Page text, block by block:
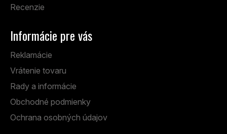
Recenzie
Informácie pre vás
Reklamácie
Vrátenie tovaru
Rady a informácie
Obchodné podmienky
Ochrana osobných údajov